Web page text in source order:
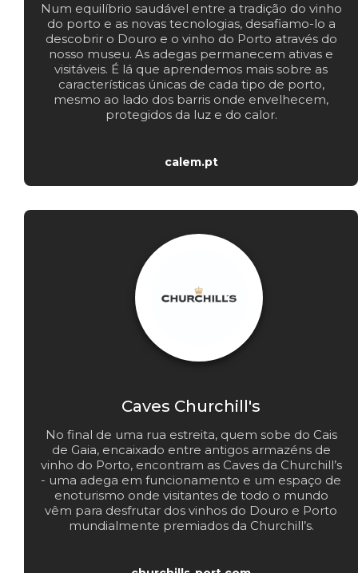
Num equilíbrio saudável entre a tradição do vinho
do porto e as novas tecnologias, desafiamo-lo a
descobrir o Douro e o vinho do Porto através do
nosso museu. As adegas permanecem ativas e
visitáveis. É lá que aprendemos mais sobre as
características únicas de cada tipo de porto,
mesmo ao lado dos barris onde envelhecem,
protegidos da luz e do calor.
calem.pt
Caves Churchill's
No final de uma rua estreita, quem sobe do Cais
de Gaia, encaixado entre antigos armazéns de
vinho do Porto, encontram as Caves da Churchill’s
- uma adega em funcionamento e um espaço de
enoturismo onde visitantes de todo o mundo
vêm para desfrutar dos vinhos do Douro e Porto
mundialmente premiados da Churchill’s.